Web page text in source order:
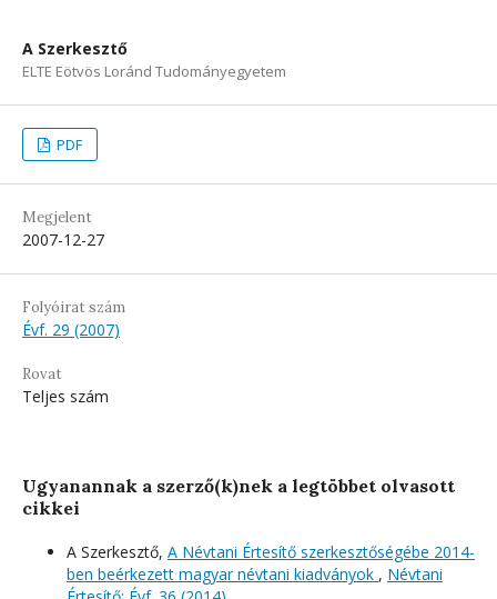
A Szerkesztő
ELTE Eötvös Loránd Tudományegyetem
PDF
Megjelent
2007-12-27
Folyóirat szám
Évf. 29 (2007)
Rovat
Teljes szám
Ugyanannak a szerző(k)nek a legtöbbet olvasott
cikkei
A Szerkesztő, A Névtani Értesítő szerkesztőségébe 2014-
ben beérkezett magyar névtani kiadványok , Névtani